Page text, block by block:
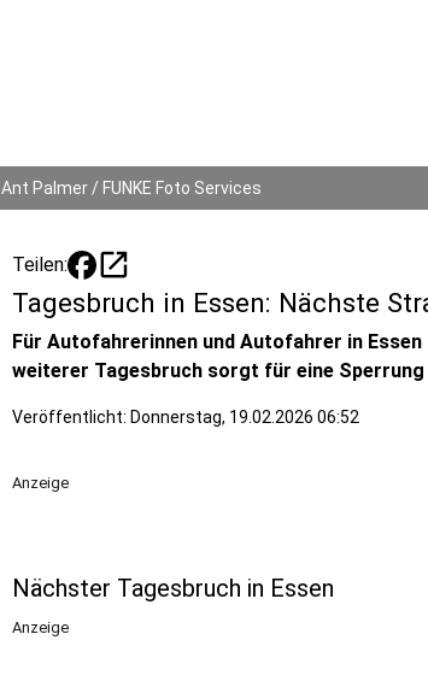
Ant Palmer / FUNKE Foto Services
Teilen: open_in_new
Tagesbruch in Essen: Nächste
Für Autofahrerinnen und Autofahrer in
weiterer Tagesbruch sorgt für eine
Veröffentlicht: Donnerstag, 19.02.2026 06:52
Anzeige
Nächster Tagesbruch in Essen
Anzeige